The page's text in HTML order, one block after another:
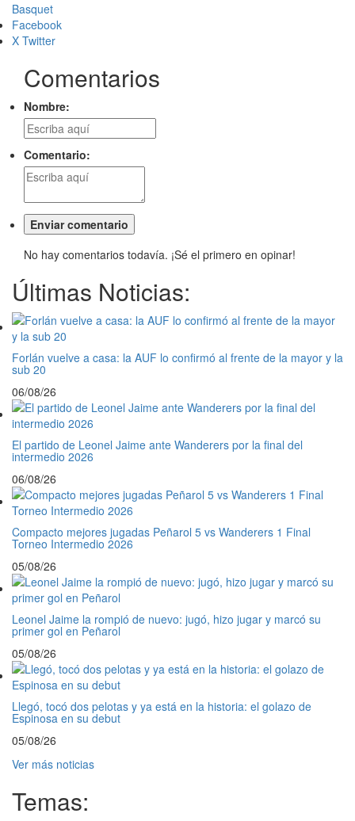
Basquet
Facebook
X Twitter
Comentarios
Nombre:
Comentario:
No hay comentarios todavía. ¡Sé el primero en opinar!
Últimas Noticias:
Forlán vuelve a casa: la AUF lo confirmó al frente de la mayor y la
sub 20
06/08/26
El partido de Leonel Jaime ante Wanderers por la final del
intermedio 2026
06/08/26
Compacto mejores jugadas Peñarol 5 vs Wanderers 1 Final
Torneo Intermedio 2026
05/08/26
Leonel Jaime la rompió de nuevo: jugó, hizo jugar y marcó su
primer gol en Peñarol
05/08/26
Llegó, tocó dos pelotas y ya está en la historia: el golazo de
Espinosa en su debut
05/08/26
Ver más noticias
Temas: